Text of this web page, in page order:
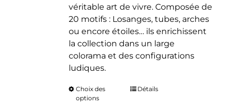
véritable art de vivre. Composée de
20 motifs : Losanges, tubes, arches
ou encore étoiles… ils enrichissent
la collection dans un large
colorama et des configurations
ludiques.
Choix des
options
CeDétails